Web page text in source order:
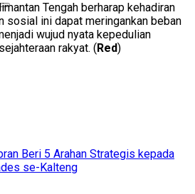
Tengah berharap kehadiran
sosial ini dapat meringankan beban
wujud nyata kepedulian
rakyat. (Red)